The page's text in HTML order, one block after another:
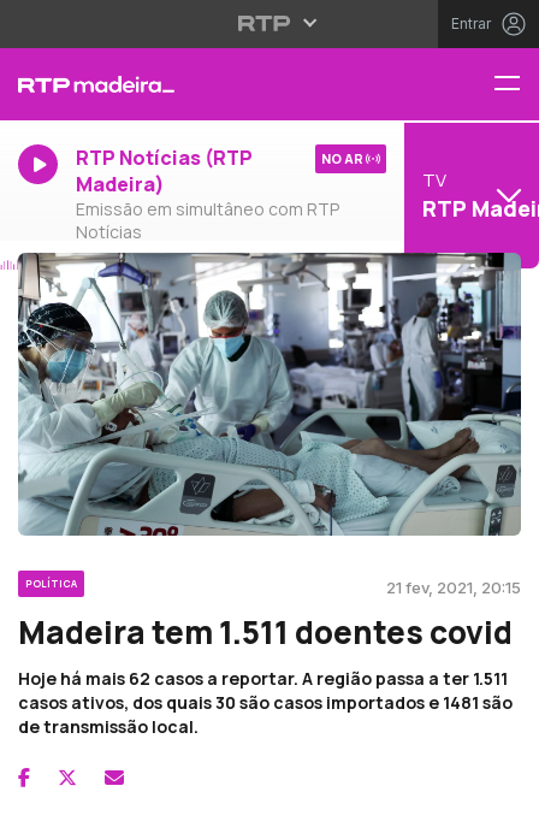
Entrar
RTP Notícias (RTP
Madeira)
Emissão em simultâneo com RTP
Notícias
NO AR
TV
RTP
POLÍTICA 21 fev, 2021, 20:15
Madeira tem 1.511 doentes covid
Hoje há mais 62 casos a reportar. A região passa a ter 1.511
casos ativos, dos quais 30 são casos importados e 1481 são
de transmissão local.